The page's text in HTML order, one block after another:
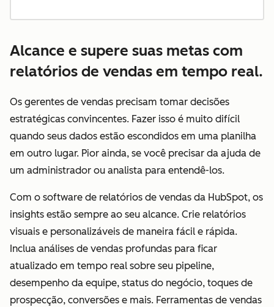
Alcance e supere suas metas com
relatórios de vendas em tempo real.
Os gerentes de vendas precisam tomar decisões
estratégicas convincentes. Fazer isso é muito difícil
quando seus dados estão escondidos em uma planilha
em outro lugar. Pior ainda, se você precisar da ajuda de
um administrador ou analista para entendê-los.
Com o software de relatórios de vendas da HubSpot, os
insights estão sempre ao seu alcance. Crie relatórios
visuais e personalizáveis de maneira fácil e rápida.
Inclua análises de vendas profundas para ficar
atualizado em tempo real sobre seu pipeline,
desempenho da equipe, status do negócio, toques de
prospecção, conversões e mais. Ferramentas de vendas